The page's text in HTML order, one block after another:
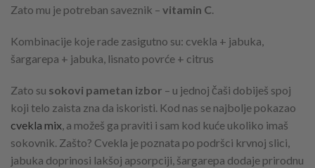
Zato mu je potreban saveznik – vitamin C.
Kombinacije koje rade zasigutno su: cvekla + jabuka,
šargarepa + jabuka, lisnato povrće + citrus
Zato su sokovi pametan izbor – u jednoj čaši dobiješ spoj
koji telo zaista zna da iskoristi. Kod nas se najbolje pokazao
cvekla mix, a možeš ga praviti i sam kod kuće ukoliko imaš
sokovnik. Zašto? Cvekla je poznata po podršci krvnoj slici,
jabuka doprinosi lakšoj apsorpciji, šargarepa dodaje prirodnu